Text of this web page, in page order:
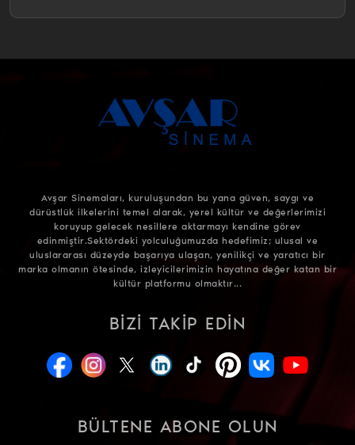
Avşar Sinemaları, kuruluşundan bu yana güven, saygı ve
dürüstlük ilkelerini temel alarak, yerel kültür ve değerlerimizi
koruyup gelecek nesillere aktarmayı kendine görev
edinmiştir.Sektördeki yolculuğumuzda hedefimiz; ulusal ve
uluslararası düzeyde başarıya ulaşan, yenilikçi ve yaratıcı bir
marka olmanın ötesinde, izleyicilerimizin hayatına değer katan bir
kültür platformu olmaktır...
BIZI TAKIP EDIN
BÜLTENE ABONE OLUN